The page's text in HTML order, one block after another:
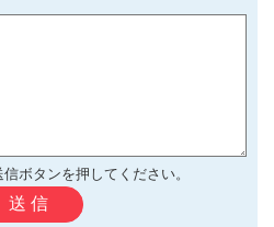
ボタンを押してください。
送 信